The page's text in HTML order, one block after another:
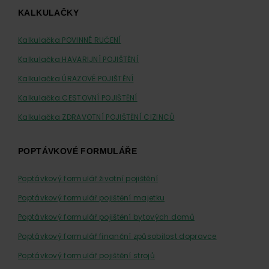
KALKULAČKY
Kalkulačka POVINNÉ RUČENÍ
Kalkulačka HAVARIJNÍ POJIŠTĚNÍ
Kalkulačka ÚRAZOVÉ POJIŠTĚNÍ
Kalkulačka CESTOVNÍ POJIŠTĚNÍ
Kalkulačka ZDRAVOTNÍ POJIŠTĚNÍ CIZINCŮ
POPTÁVKOVÉ FORMULÁŘE
Poptávkový formulář životní pojištění
Poptávkový formulář pojištění majetku
Poptávkový formulář pojištění bytových domů
Poptávkový formulář finanční způsobilost dopravce
Poptávkový formulář pojištění strojů